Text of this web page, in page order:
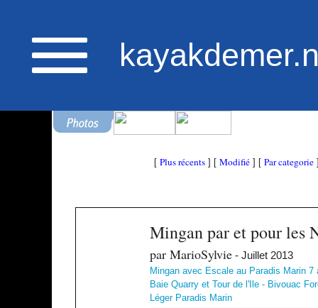
[ Plus récents ] [ Modifié ] [ Par categorie
Mingan par et pour les
par MarioSylvie - Juillet 2013
Mingan avec Escale au Paradis Marin
Baie Quarry et Tour de l'Ile - Bivouac
Léger Paradis Marin